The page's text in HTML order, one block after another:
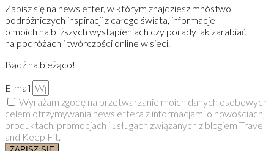
Zapisz się na newsletter, w którym znajdziesz mnóstwo
podróżniczych inspiracji z całego świata, informacje
o moich najbliższych wystąpieniach czy porady jak zarabiać
na podróżach i twórczości online w sieci.
Bądź na bieżąco!
E-mail
Wyrażam zgodę na przetwarzanie moich danych osobowych
celem otrzymywania newslettera z informacjami o nowościach,
produktach, promocjach i usługach związanych z blogiem Travel
and Keep Fit.